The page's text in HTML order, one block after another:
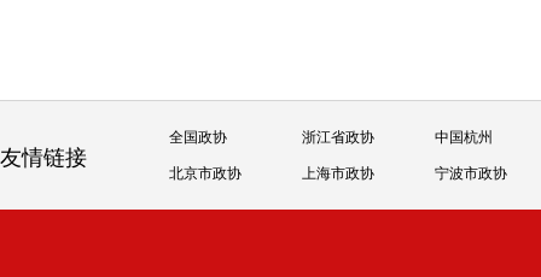
友情链接
全国政协 浙江省政协 中国杭州
北京市政协 上海市政协 宁波市政协